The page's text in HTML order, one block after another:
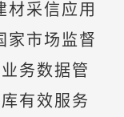
材采信应用
家市场监督
务数据管
有效服务